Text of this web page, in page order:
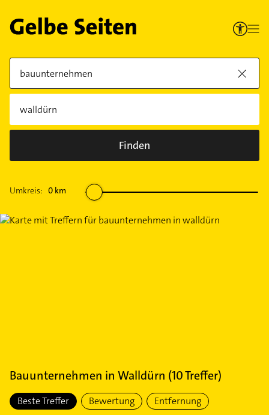
Finden
Umkreis: 0 km
Bauunternehmen in Walldürn (10Treffer)
Beste Treffer Bewertung Entfernung